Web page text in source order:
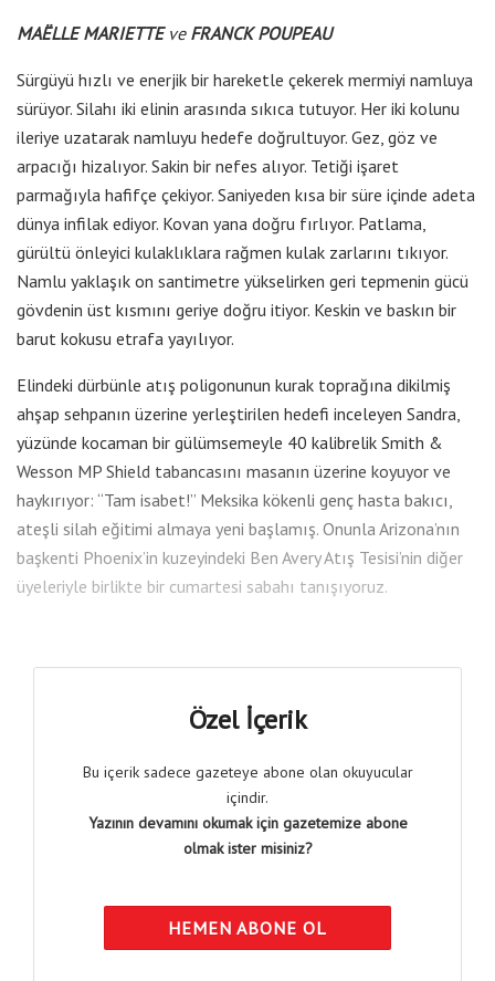
MAËLLE MARIETTE veFRANCK POUPEAU
Sürgüyü hızlı ve enerjik bir hareketle çekerek mermiyi namluya
sürüyor. Silahı iki elinin arasında sıkıca tutuyor. Her iki kolunu
ileriye uzatarak namluyu hedefe doğrultuyor. Gez, göz ve
arpacığı hizalıyor. Sakin bir nefes alıyor. Tetiği işaret
parmağıyla hafifçe çekiyor. Saniyeden kısa bir süre içinde adeta
dünya infilak ediyor. Kovan yana doğru fırlıyor. Patlama,
gürültü önleyici kulaklıklara rağmen kulak zarlarını tıkıyor.
Namlu yaklaşık on santimetre yükselirken geri tepmenin gücü
gövdenin üst kısmını geriye doğru itiyor. Keskin ve baskın bir
barut kokusu etrafa yayılıyor.
Elindeki dürbünle atış poligonunun kurak toprağına dikilmiş
ahşap sehpanın üzerine yerleştirilen hedefi inceleyen Sandra,
yüzünde kocaman bir gülümsemeyle 40 kalibrelik Smith &
Wesson MP Shield tabancasını masanın üzerine koyuyor ve
haykırıyor: “Tam isabet!” Meksika kökenli genç hasta bakıcı,
ateşli silah eğitimi almaya yeni başlamış. Onunla Arizona’nın
başkenti Phoenix’in kuzeyindeki Ben Avery Atış Tesisi’nin diğer
üyeleriyle birlikte bir cumartesi sabahı tanışıyoruz.
Özel İçerik
Bu içerik sadece gazeteye abone olan okuyucular
içindir.
Yazının devamını okumak için gazetemize abone
olmak ister misiniz?
HEMEN ABONE OL